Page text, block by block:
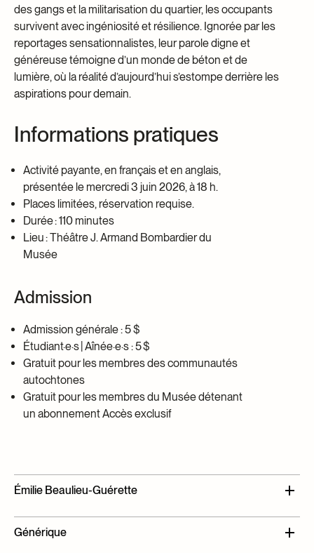
des gangs et la militarisation du quartier, les occupants
survivent avec ingéniosité et résilience. Ignorée par les
reportages sensationnalistes, leur parole digne et
généreuse témoigne d’un monde de béton et de
lumière, où la réalité d’aujourd’hui s’estompe derrière les
aspirations pour demain.
Informations pratiques
Activité payante, en français et en anglais,
présentée le mercredi 3 juin 2026, à 18 h.
Places limitées, réservation requise.
Durée : 110 minutes
Lieu : Théâtre J. Armand Bombardier du
Musée
Admission
Admission générale : 5 $
Étudiant·e·s | Aînée·e·s : 5 $
Gratuit pour les membres des communautés
autochtones
Gratuit pour les membres du Musée détenant
un abonnement Accès exclusif
Émilie Beaulieu-Guérette
Réalisatrice nomade, Émilie B
racines à Montréal et son
Générique